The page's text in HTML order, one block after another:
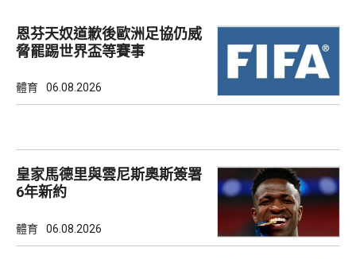
恩芬天奴道歉後歐洲足協仍威
脅罷踢世界盃等賽事
體育 06.08.2026
皇家馬德里與雲尼斯奧斯簽署
6年新約
體育 06.08.2026